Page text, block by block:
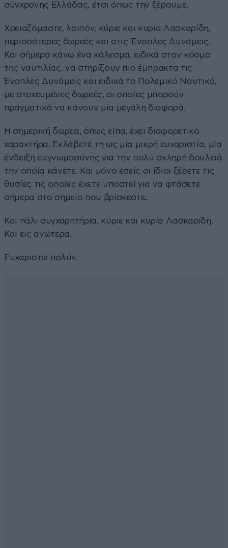
σύγχρονης Ελλάδας, έτσι όπως την ξέρουμε.
Χρειαζόμαστε, λοιπόν, κύριε και κυρία Λασκαρίδη,
περισσότερες δωρεές και στις Ένοπλες Δυνάμεις.
Και σήμερα κάνω ένα κάλεσμα, ειδικά στον κόσμο
της ναυτιλίας, να στηρίξουν πιο έμπρακτα τις
Ένοπλες Δυνάμεις και ειδικά το Πολεμικό Ναυτικό,
με στοχευμένες δωρεές, οι οποίες μπορούν
πραγματικά να κάνουν μία μεγάλη διαφορά.
Η σημερινή δωρεά, όπως είπα, έχει διαφορετικό
χαρακτήρα. Εκλάβετέ τη ως μία μικρή ευχαριστία, μία
ένδειξη ευγνωμοσύνης για την πολύ σκληρή δουλειά
την οποία κάνετε. Και μόνο εσείς οι ίδιοι ξέρετε τις
θυσίες τις οποίες έχετε υποστεί για να φτάσετε
σήμερα στο σημείο που βρίσκεστε.
Και πάλι συγχαρητήρια, κύριε και κυρία Λασκαρίδη.
Και εις ανώτερα.
Ευχαριστώ πολύ».